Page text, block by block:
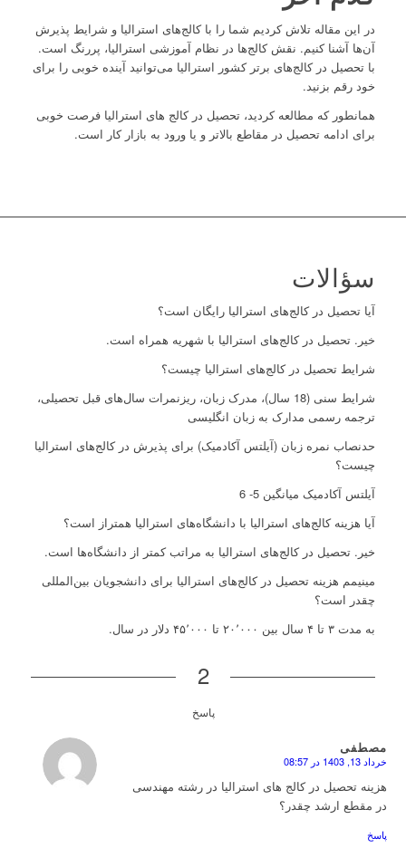
در این مقاله تلاش کردیم شما را با کالج‌های استرالیا و شرایط پذیرش
آن‌ها آشنا کنیم. نقش کالج‌ها در نظام آموزشی استرالیا، پررنگ است.
با تحصیل در کالج‌های برتر کشور استرالیا می‌توانید آینده خوبی را برای
خود رقم بزنید.
همانطور که مطالعه کردید، تحصیل در کالج‌ های استرالیا فرصت خوبی
برای ادامه تحصیل در مقاطع بالاتر و یا ورود به بازار کار است.
سؤالات
آیا تحصیل در کالج‌های استرالیا رایگان است؟
خیر. تحصیل در کالج‌های استرالیا با شهریه همراه است.
شرایط تحصیل در کالج‌های استرالیا چیست؟
شرایط سنی (18 سال)، مدرک زبان، ریزنمرات سال‌های قبل تحصیلی،
ترجمه رسمی مدارک به زبان انگلیسی
حدنصاب نمره زبان (آیلتس آکادمیک) برای پذیرش در کالج‌های استرالیا
چیست؟
آیلتس آکادمیک میانگین 5- 6
آیا هزینه کالج‌های استرالیا با دانشگاه‌های استرالیا همتراز است؟
خیر. تحصیل در کالج‌های استرالیا به مراتب کمتر از دانشگاه‌ها است.
مینیمم هزینه تحصیل در کالج‌های استرالیا برای دانشجویان بین‌المللی
چقدر است؟
به مدت ۳ تا ۴ سال بین ۲۰٬۰۰۰ تا ۴۵٬۰۰۰ دلار در سال.
2
پاسخ
مصطفی
خرداد 13, 1403 در 08:57
هزینه تحصیل در کالج های استرالیا در رشته مهندسی
در مقطع ارشد چقدر؟
پاسخ